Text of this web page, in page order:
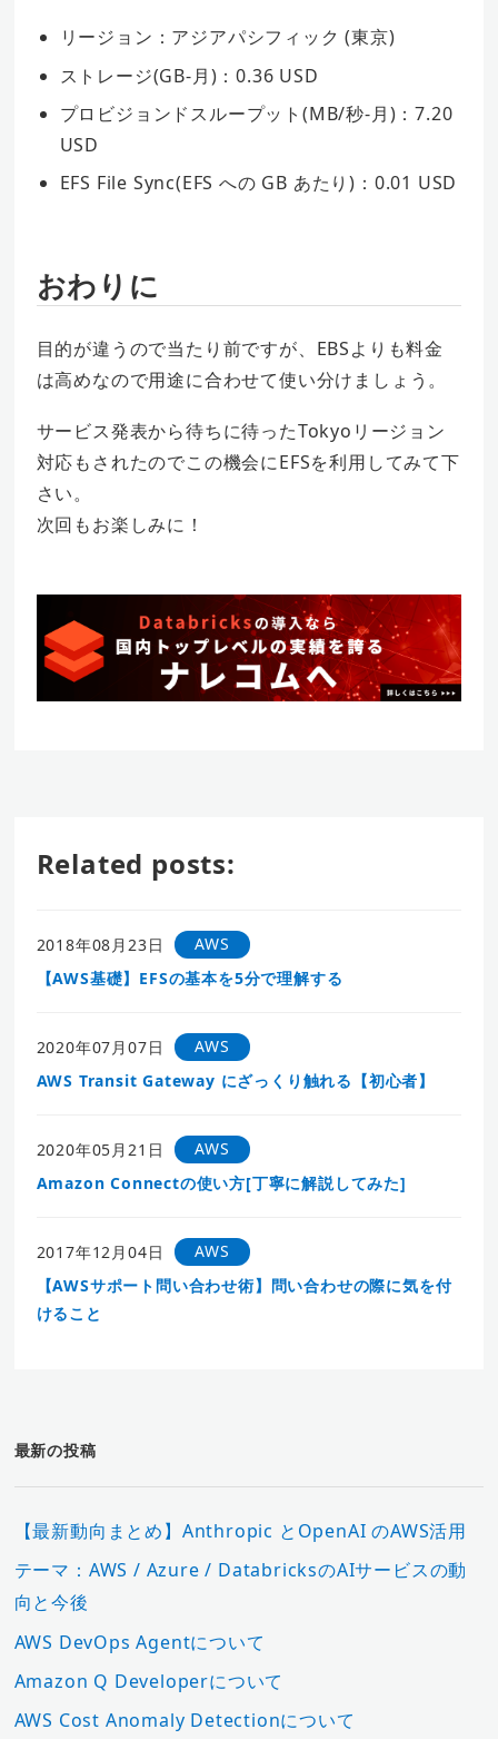
リージョン：アジアパシフィック (東京)
ストレージ(GB-月)：0.36 USD
プロビジョンドスループット(MB/秒-月)：7.20
USD
EFS File Sync(EFS への GB あたり)：0.01 USD
おわりに
目的が違うので当たり前ですが、EBSよりも料金
は高めなので用途に合わせて使い分けましょう。
サービス発表から待ちに待ったTokyoリージョン
対応もされたのでこの機会にEFSを利用してみて下
さい。
次回もお楽しみに！
Related posts:
2018年08月23日
AWS
【AWS基礎】EFSの基本を5分で理解する
2020年07月07日
AWS
AWS Transit Gateway にざっくり触れる【初心者】
2020年05月21日
AWS
Amazon Connectの使い方[丁寧に解説してみた]
2017年12月04日
AWS
【AWSサポート問い合わせ術】問い合わせの際に気を付
けること
最新の投稿
【最新動向まとめ】Anthropic とOpenAI のAWS活用
テーマ：AWS / Azure / DatabricksのAIサービスの動
向と今後
AWS DevOps Agentについて
Amazon Q Developerについて
AWS Cost Anomaly Detectionについて